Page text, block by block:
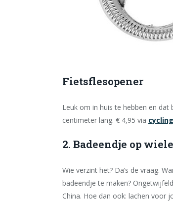
Fietsflesopener
Leuk om in huis te hebben en
centimeter lang. € 4,95 via
2. Badeendje op
Wie verzint het? Da’s de vraag.
badeendje te maken?
China. Hoe dan ook: lachen voor